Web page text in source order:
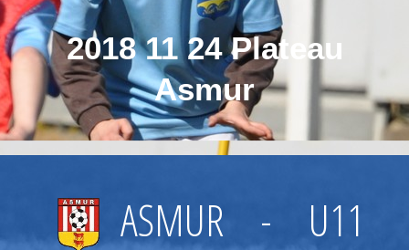
2018 11 24 Plateau
Asmur
ASMUR - U11